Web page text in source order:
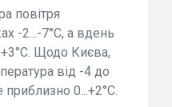
повітря
-2...-7°С, а вдень
Щодо Києва,
від -4 до
0...+2°С.